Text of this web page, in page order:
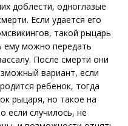
доблести, одноглазые
Если удается его
такой рыцарь
ему можно передать
После смерти они
вариант, если
ребенок, тогда
рыцаря, но такое на
если случилось, не